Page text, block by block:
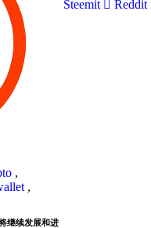
,
,
继续发展和进
Steemit
Reddit